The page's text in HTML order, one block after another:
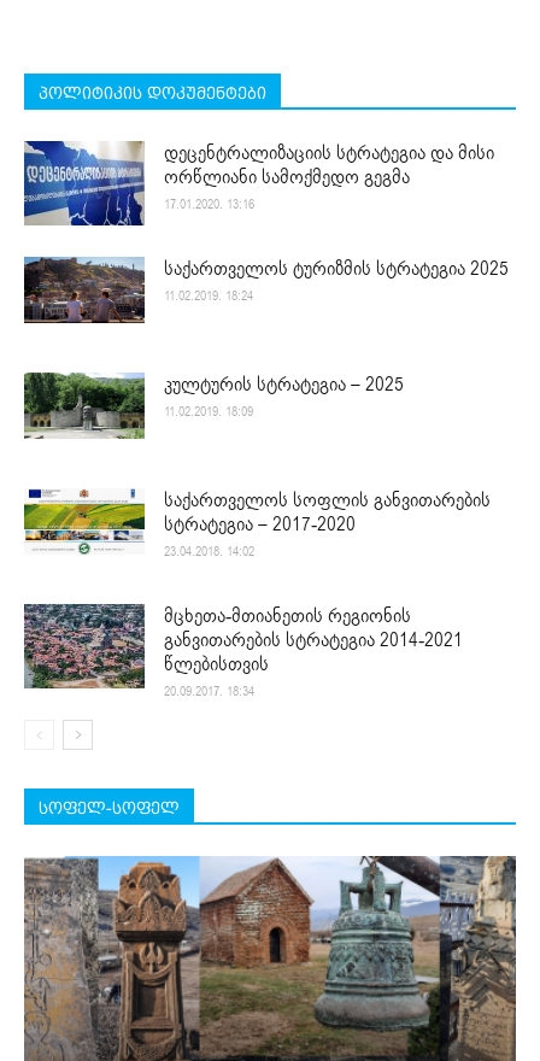
პოლიტიკის დოკუმენტები
დეცენტრალიზაციის სტრატეგია და მისი
ორწლიანი სამოქმედო გეგმა
17.01.2020. 13:16
საქართველოს ტურიზმის სტრატეგია 2025
11.02.2019. 18:24
კულტურის სტრატეგია – 2025
11.02.2019. 18:09
საქართველოს სოფლის განვითარების
სტრატეგია – 2017-2020
23.04.2018. 14:02
მცხეთა-მთიანეთის რეგიონის
განვითარების სტრატეგია 2014-2021
წლებისთვის
20.09.2017. 18:34
სოფელ-სოფელ